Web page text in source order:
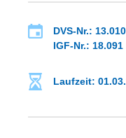
DVS-Nr.:
IGF-Nr.: 18.091
Laufzeit: